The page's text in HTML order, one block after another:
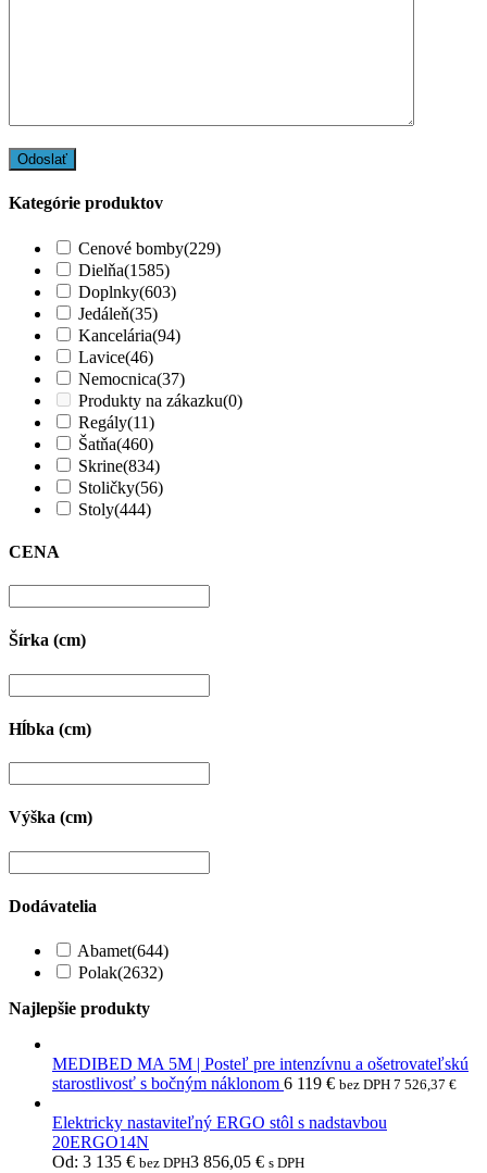
Kategórie produktov
Cenové bomby(229)
Dielňa(1585)
Doplnky(603)
Jedáleň(35)
Kancelária(94)
Lavice(46)
Nemocnica(37)
Produkty na zákazku(0)
Regály(11)
Šatňa(460)
Skrine(834)
Stoličky(56)
Stoly(444)
CENA
Šírka (cm)
Hĺbka (cm)
Výška (cm)
Dodávatelia
Abamet(644)
Polak(2632)
Najlepšie produkty
MEDIBED MA 5M | Posteľ pre intenzívnu a ošetrovateľskú
starostlivosť s bočným náklonom 6 119 € bez DPH 7 526,37 €
Elektricky nastaviteľný ERGO stôl s nadstavbou
20ERGO14N
Od: 3 135 € bez DPH3 856,05 € s DPH